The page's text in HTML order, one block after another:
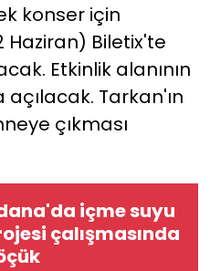
konser için
Biletix'te
Etkinlik alanının
açılacak. Tarkan'ın
çıkması
içme suyu
çalışmasında